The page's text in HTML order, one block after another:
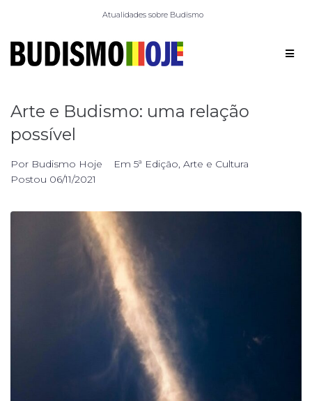
Atualidades sobre Budismo
Arte e Budismo: uma relação
possível
Por Budismo Hoje Em 5ª Edição, Arte e Cultura
Postou 06/11/2021